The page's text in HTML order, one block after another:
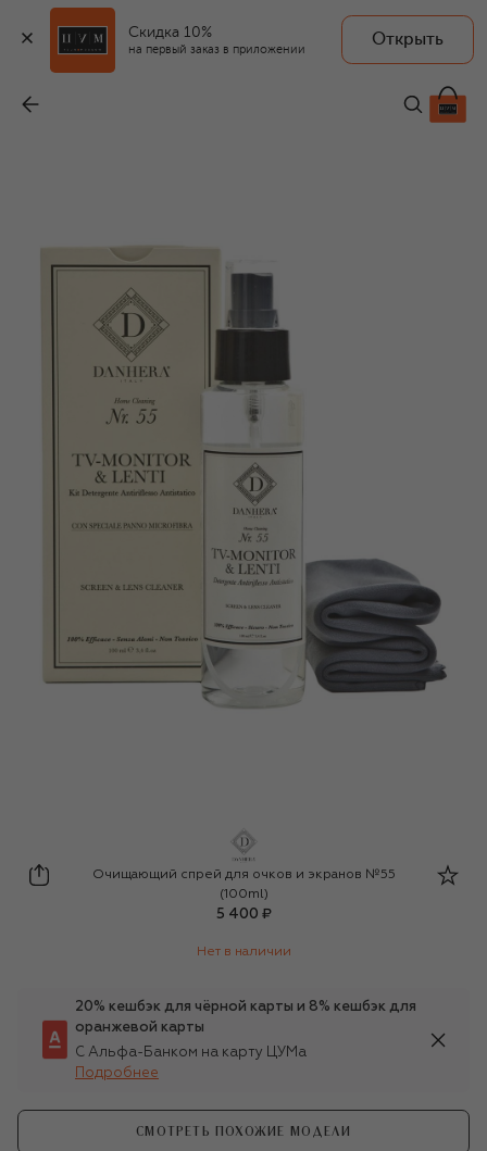
Скидка 10%
на первый заказ в приложении
Открыть
5 400 ₽
Danhera Italy
Очищающий спрей для очков и экранов №55
(100ml)
5 400 ₽
Нет в наличии
20% кешбэк для чёрной карты и 8% кешбэк для
оранжевой карты
С Альфа-Банком на карту ЦУМа
Подробнее
СМОТРЕТЬ ПОХОЖИЕ МОДЕЛИ